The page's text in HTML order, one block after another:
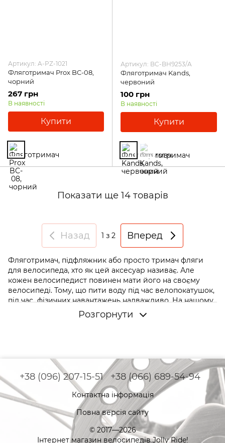
Артикул: A-PZ-1021
Фляготримач Prox BC-08,
чорний
267 грн
В наявності
Купити
Артикул: BC-BH9253/A
Фляготримач Kands,
червоний
100 грн
В наявності
Купити
Показати ще 14 товарів
Назад 1 з 2 Вперед
Фляготримач, підфляжник або просто тримач фляги
для велосипеда, хто як цей аксесуар називає. Але
кожен велосипедист повинен мати його на своєму
велосипеді. Тому, що пити воду під час велопокатушок,
під час фізичних навантажень надважливо. На нашому
сайті JollyRide в розділі«БЛОГ»є стаття на цю тему:
Чому важливо пити воду».
спеціально відведені місця для кріплення
підфляжників. Це зазвичай в трикутнику рами
велосипеда.
Розгорнути
+38 (096) 207-15-51 +38 (066) 689-54-94
Контактна інформація
Повна версія сайту
© 2017—2026
Інтернет магазин велосипедів Jolly Ride!